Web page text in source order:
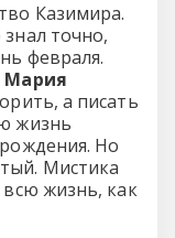
Казимира.
точно,
февраля.
Мария
а писать
жизнь
Но
Мистика
всю жизнь, как